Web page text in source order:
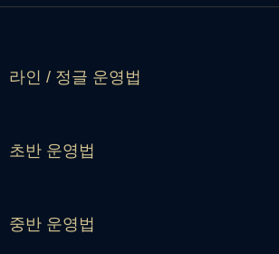
라인 / 정글 운영법
초반 운영법
중반 운영법